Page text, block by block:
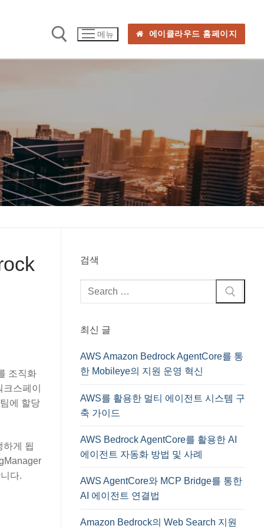
메뉴 에이클라우드 홈페이지
조직화
스페이
에 할당
하게 됩
다.
검색
검
색
최신 글
AWS Amazon Bedrock AgentCore를 통
한 Mobileye의 지원 운영 혁신
AWS를 활용한 멀티 에이전트 시스템 구
축 가이드
AWS Bedrock AgentCore를 활용한 AI
에이전트 자동화 방법 및 사례
AWS AgentCore와 MCP Bridge를 통한
AI 에이전트 연결법
Amazon Bedrock의 Web Search 지원